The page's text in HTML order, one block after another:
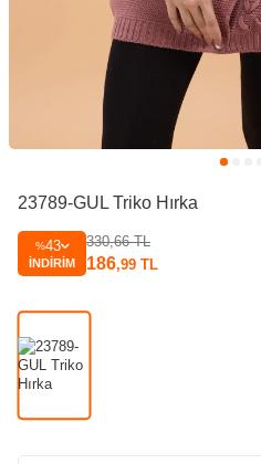
23789-GUL Triko Hırka
%43
İNDIRIM
330,66TL
186,99 TL